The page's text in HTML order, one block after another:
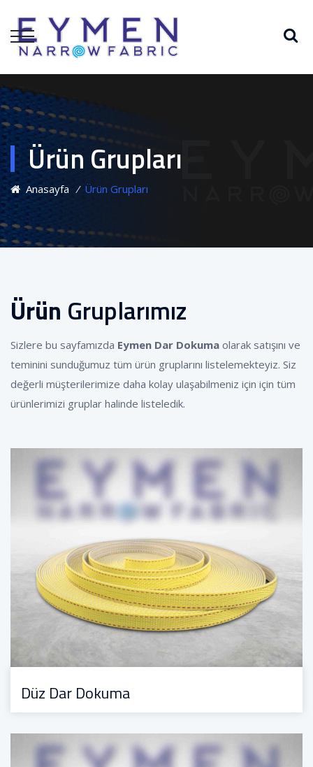
Ürün Grupları
Anasayfa ⁄ Ürün Grupları
Ürün Gruplarımız
Sizlere bu sayfamızda Eymen Dar Dokuma olarak satışını ve
teminini sunduğumuz tüm ürün gruplarını listelemekteyiz. Siz
değerli müşterilerimize daha kolay ulaşabilmeniz için için tüm
ürünlerimizi gruplar halinde listeledik.
Düz Dar Dokuma